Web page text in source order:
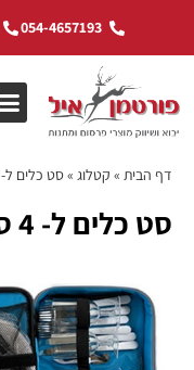
054-4657193
דף הבית » קטלוג »סט כלים ל- 4 סועדים
סט כלים ל- 4 סועדים